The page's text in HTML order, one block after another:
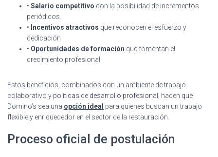
• Salario competitivo con la posibilidad de incrementos
periódicos
• Incentivos atractivos que reconocen el esfuerzo y
dedicación
• Oportunidades de formación que fomentan el
crecimiento profesional
Estos beneficios, combinados con un ambiente de trabajo
colaborativo y políticas de desarrollo profesional
, hacen que
Domino’s sea una opción ideal para quienes buscan un trabajo
flexible y enriquecedor en el sector de la restauración.
Proceso oficial de postulación